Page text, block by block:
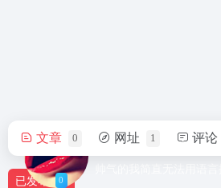
用户8893268
文章 0 网址 1 评论
已发布 0